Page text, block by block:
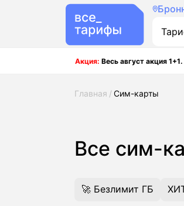
Акция: Весь август акция
Главная Сим-карты
Все сим-
🚀 Безлимит ГБ